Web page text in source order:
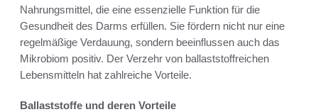
Nahrungsmittel, die eine essenzielle Funktion für die
Gesundheit des Darms erfüllen. Sie fördern nicht nur eine
regelmäßige Verdauung, sondern beeinflussen auch das
Mikrobiom positiv. Der Verzehr von ballaststoffreichen
Lebensmitteln hat zahlreiche Vorteile.
Ballaststoffe und deren Vorteile